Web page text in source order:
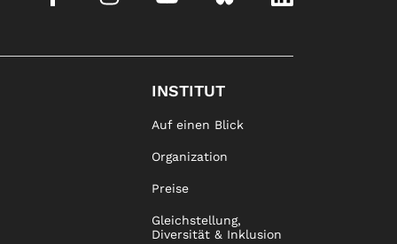
INSTITUT
Auf einen Blick
Organization
Preise
Gleichstellung,
Diversität & Inklusion